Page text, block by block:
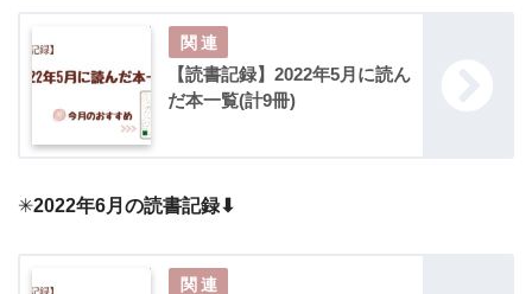
【読書記録】2022年5月に読ん
だ本一覧(計9冊)
✳︎2022年6月の読書記録⬇︎